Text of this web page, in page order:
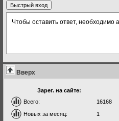
Чтобы оставить ответ, необходимо
Вверх
Зарег. на сайте:
Всего:
16168
Новых за месяц:
1